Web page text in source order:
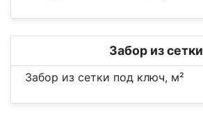
Забор из сетки
Забор из сетки под ключ, м²